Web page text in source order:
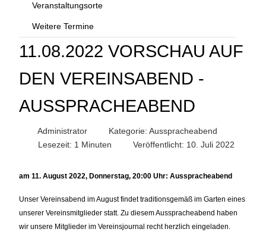
Veranstaltungsorte
Weitere Termine
11.08.2022 VORSCHAU AUF
DEN VEREINSABEND -
AUSSPRACHEABEND
Administrator Kategorie: Ausspracheabend
Lesezeit: 1 Minuten
Veröffentlicht: 10. Juli 2022
am 11. August 2022, Donnerstag, 20:00 Uhr: Ausspracheabend
Unser Vereinsabend im August findet traditionsgemäß im Garten eines
unserer Vereinsmitglieder statt. Zu diesem Ausspracheabend haben
wir unsere Mitglieder im Vereinsjournal recht herzlich eingeladen.